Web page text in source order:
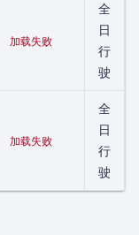
加载失败
全
日
行
驶
加载失败
全
日
行
驶